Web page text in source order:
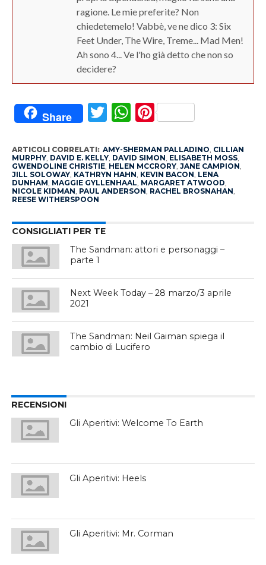
ragione. Le mie preferite? Non
chiedetemelo! Vabbè, ve ne dico 3: Six
Feet Under, The Wire, Treme... Mad Men!
Ah sono 4... Ve l'ho già detto che non so
decidere?
Share Twitter
WhatsApp
Pinterest
ARTICOLI CORRELATI: AMY-SHERMAN PALLADINO CILLIAN
MURPHY, DAVID E. KELLY, DAVID SIMON ELISABETH MOSS,
GWENDOLINE CHRISTIE, HELEN MCCRORY, JANE CAMPION
JILL SOLOWAY, KATHRYN HAHN KEVIN BACON LENA
DUNHAM MAGGIE GYLLENHAAL MARGARET ATWOOD
NICOLE KIDMAN PAUL ANDERSON RACHEL BROSNAHAN
REESE WITHERSPOON
CONSIGLIATI PER TE
The Sandman: attori e personaggi –
parte 1
Next Week Today – 28 marzo/3 aprile
2021
The Sandman: Neil Gaiman spiega il
cambio di Lucifero
RECENSIONI
Gli Aperitivi: Welcome To Earth
Gli Aperitivi: Heels
Gli Aperitivi: Mr. Corman